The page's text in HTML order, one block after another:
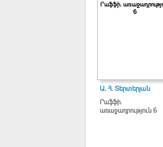
Րաֆֆի.
6
Ա. Հ. Տերտերյան
Րաֆֆի.
առաջադրություն 6